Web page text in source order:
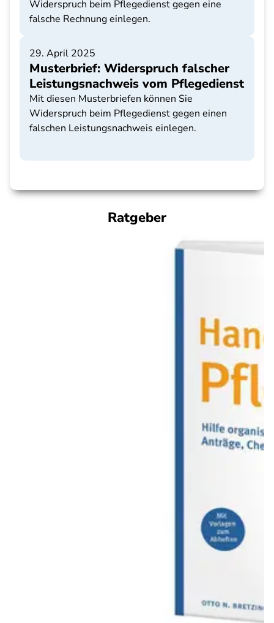
Widerspruch beim Pflegedienst gegen eine
falsche Rechnung einlegen.
29. April 2025
Musterbrief: Widerspruch falscher
Leistungsnachweis vom Pflegedienst
Mit diesen Musterbriefen können Sie
Widerspruch beim Pflegedienst gegen einen
falschen Leistungsnachweis einlegen.
Ratgeber